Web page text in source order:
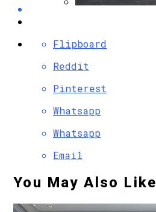
Flipboard
Reddit
Pinterest
Whatsapp
Whatsapp
Email
You May Also Like